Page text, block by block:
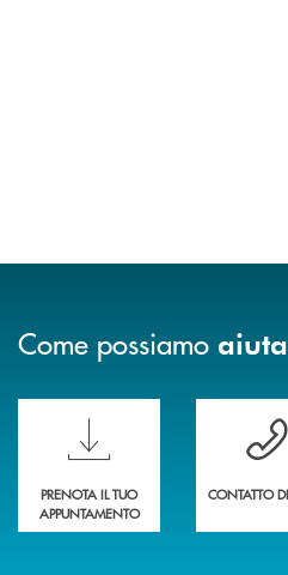
Come possiamo
Scopri le funzionalità della nuova
PRENOTA IL TUO
APPUNTAMENTO
Hai
CONTATTO